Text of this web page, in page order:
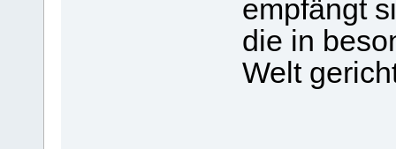
empfängt
die in
Welt